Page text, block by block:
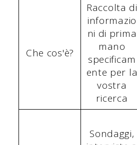
Che cos'è?
Raccolta di
informazio
ni di prima
mano
specificam
ente per la
vostra
ricerca
Sondaggi,